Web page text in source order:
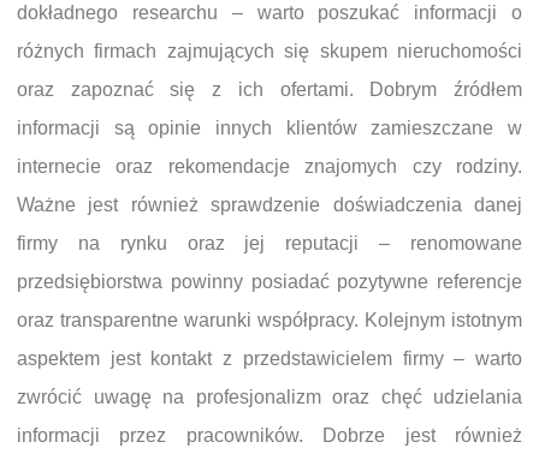
dokładnego researchu – warto poszukać informacji o
różnych firmach zajmujących się skupem nieruchomości
oraz zapoznać się z ich ofertami. Dobrym źródłem
informacji są opinie innych klientów zamieszczane w
internecie oraz rekomendacje znajomych czy rodziny.
Ważne jest również sprawdzenie doświadczenia danej
firmy na rynku oraz jej reputacji – renomowane
przedsiębiorstwa powinny posiadać pozytywne referencje
oraz transparentne warunki współpracy. Kolejnym istotnym
aspektem jest kontakt z przedstawicielem firmy – warto
zwrócić uwagę na profesjonalizm oraz chęć udzielania
informacji przez pracowników. Dobrze jest również